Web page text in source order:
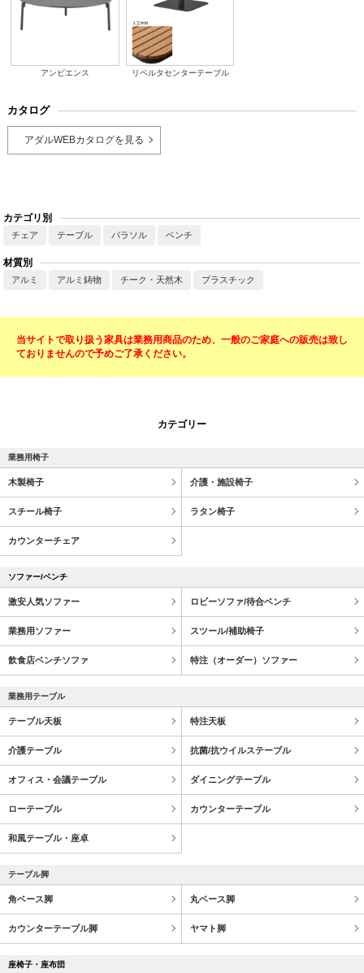
アンビエンス リベルタセンターテーブル
カタログ
アダルWEBカタログを見る
カテゴリ別
チェア テーブル パラソル ベンチ
材質別
アルミ アルミ鋳物 チーク・天然木 プラスチック
当サイトで取り扱う家具は業務用商品のため、一般のご家庭への販売は致し
ておりませんので予めご了承ください。
カテゴリー
業務用椅子
木製椅子 介護・施設椅子
スチール椅子 ラタン椅子
カウンターチェア
ソファー/ベンチ
激安人気ソファー ロビーソファ/待合ベンチ
業務用ソファー スツール/補助椅子
飲食店ベンチソファ 特注（オーダー）ソファー
業務用テーブル
テーブル天板 特注天板
介護テーブル 抗菌/抗ウイルステーブル
オフィス・会議テーブル ダイニングテーブル
ローテーブル カウンターテーブル
和風テーブル・座卓
テーブル脚
角ベース脚 丸ベース脚
カウンターテーブル脚 ヤマト脚
座椅子・座布団